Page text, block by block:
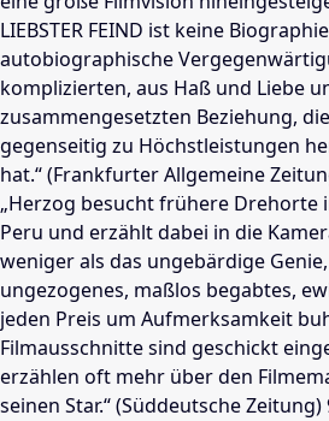
LIEBSTER FEIND ist keine
autobiographische
komplizierten, aus Haß und Liebe
zusammengesetzten Beziehung,
gegenseitig zu Höchstleistungen
hat.“ (Frankfurter Allgemeine
„Herzog besucht frühere Drehorte
Peru und erzählt dabei in die
weniger als das ungebärdige
ungezogenes, maßlos begabtes,
jeden Preis um Aufmerksamkeit
Filmausschnitte sind geschickt
erzählen oft mehr über den
seinen Star.“ (Süddeutsche Zeitung)